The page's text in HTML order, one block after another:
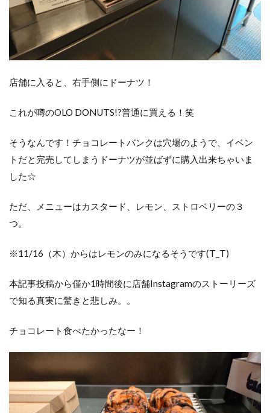
店舗に入ると、右手側にドーナツ！
これが噂のOLO DONUTS!?普通に買える！笑
そうなんです！チョコレートバンクは穴場のようで、イベン
トだと完売してしまうドーナツが並ばずに購入出来ちゃいま
した☆
ただ、メニューはカスタード、レモン、ストロベリーの３
つ。
※11/16（木）からはレモンのみになるそうです(T_T)
本記事投稿から僅か1時間後に店舗Instagramのストーリーズ
で知る真実に驚きと悲しみ。。
チョコレート食べたかったなー！